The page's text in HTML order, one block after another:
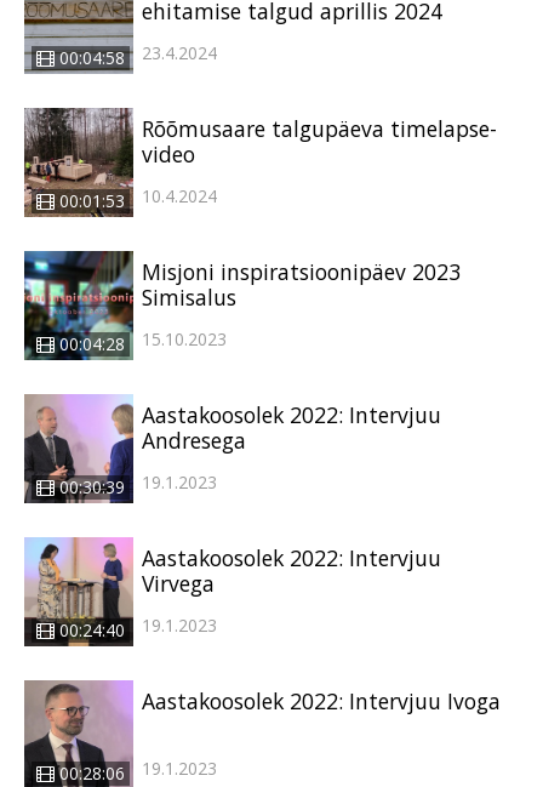
00:04:58
ehitamise talgud aprillis 2024
23.4.2024
00:01:53
Rõõmusaare talgupäeva timelapse-
video
10.4.2024
00:04:28
Misjoni inspiratsioonipäev 2023
Simisalus
15.10.2023
00:30:39
Aastakoosolek 2022: Intervjuu
Andresega
19.1.2023
00:24:40
Aastakoosolek 2022: Intervjuu
Virvega
19.1.2023
00:28:06
Aastakoosolek 2022: Intervjuu Ivoga
19.1.2023